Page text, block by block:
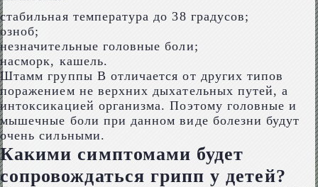
стабильная температура до 38 градусов;
озноб;
незначительные головные боли;
насморк, кашель.
Штамм группы B отличается от других типов
поражением не верхних дыхательных путей, а
интоксикацией организма. Поэтому головные и
мышечные боли при данном виде болезни будут
очень сильными.
Какими симптомами будет
сопровождаться грипп у детей?